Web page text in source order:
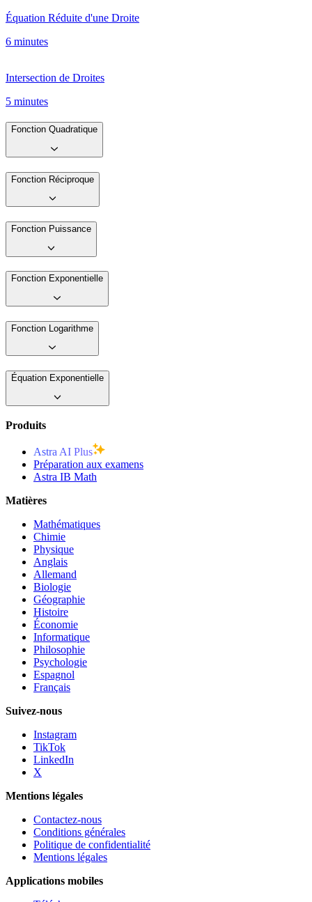
Équation Réduite d'une Droite
6 minutes
Intersection de Droites
5 minutes
Fonction Quadratique
Fonction Réciproque
Fonction Puissance
Fonction Exponentielle
Fonction Logarithme
Équation Exponentielle
Produits
Astra AI Plus
Préparation aux examens
Astra IB Math
Matières
Mathématiques
Chimie
Physique
Anglais
Allemand
Biologie
Géographie
Histoire
Économie
Informatique
Philosophie
Psychologie
Espagnol
Français
Suivez-nous
Instagram
TikTok
LinkedIn
X
Mentions légales
Contactez-nous
Conditions générales
Politique de confidentialité
Mentions légales
Applications mobiles